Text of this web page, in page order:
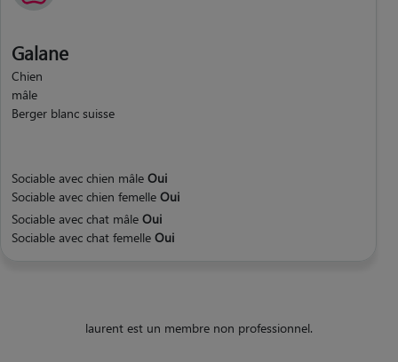
Galane
Chien
mâle
Berger blanc suisse
Sociable avec chien mâle Oui
Sociable avec chien femelle Oui
Sociable avec chat mâle Oui
Sociable avec chat femelle Oui
laurent est un membre non professionnel.